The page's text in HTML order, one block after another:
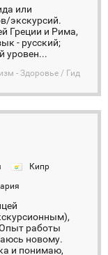
или
экскурсий.
Греции и Рима,
- русский;
уровен...
- Здоровье / Гид
Кипр
работы
новому.
и понимаю,